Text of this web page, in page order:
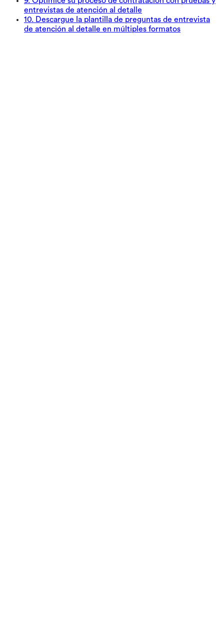
entrevistas de atención al detalle
10. Descargue la plantilla de preguntas de entrevista
de atención al detalle en múltiples formatos